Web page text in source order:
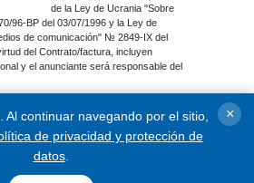
de la Ley de Ucrania "Sobre
96-ВР del 03/07/1996 y la Ley de
de comunicación" № 2849-IX del
del Contrato/factura, incluyen
y el anunciante será responsable del
en línea; identificador de medios: R40-
Todos los derechos reservados.
Al continuar navegando por el sitio,
de privacidad y protección de
datos.
×